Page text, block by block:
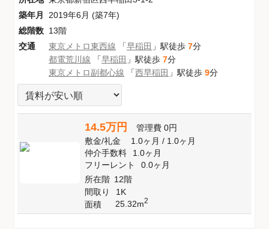
築年月
2019年6月 (築7年)
総階数 13階
交通
東京メトロ東西線 「早稲田 」駅徒歩 7分
都電荒川線 「早稲田 」駅徒歩 7分
東京メトロ副都心線 「西早稲田 」駅徒歩 9分
14.5万円 管理費 0円
敷金/礼金 1.0ヶ月/ 1.0ヶ月
仲介手数料
1.0ヶ月
フリーレント
0.0ヶ月
所在階 12階
間取り
1K
面積
25.32m2